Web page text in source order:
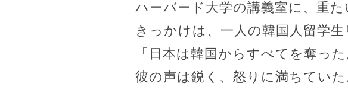
ハーバード大学の講義室に、重た
きっかけは、一人の韓国人留学生
「日本は韓国からすべてを奪った
彼の声は鋭く、怒りに満ちていた